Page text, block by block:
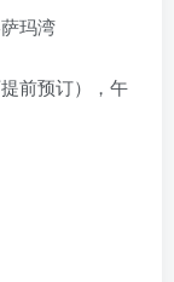
玛湾
前预订），午